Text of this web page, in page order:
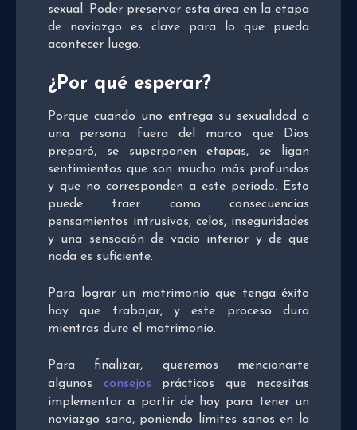
sexual. Poder preservar esta área en la etapa
de noviazgo es clave para lo que pueda
acontecer luego.
¿Por qué esperar?
Porque cuando uno entrega su sexualidad a
una persona fuera del marco que Dios
preparó, se superponen etapas, se ligan
sentimientos que son mucho más profundos
y que no corresponden a este periodo. Esto
puede traer como consecuencias
pensamientos intrusivos, celos, inseguridades
y una sensación de vacío interior y de que
nada es suficiente.
Para lograr un matrimonio que tenga éxito
hay que trabajar, y este proceso dura
mientras dure el matrimonio.
Para finalizar, queremos mencionarte
algunos consejos prácticos que necesitas
implementar a partir de hoy para tener un
noviazgo sano, poniendo límites sanos en la